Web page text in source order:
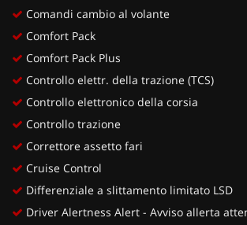
Comandi cambio al volante
Comfort Pack
Comfort Pack Plus
Controllo elettr. della trazione (TCS)
Controllo elettronico della corsia
Controllo trazione
Correttore assetto fari
Cruise Control
Differenziale a slittamento limitato LSD
Driver Alertness Alert - Avviso allerta